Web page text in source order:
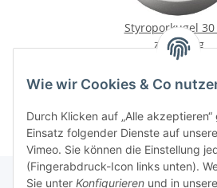
Wie wir Cookies & Co
Durch Klicken auf „Alle
Einsatz folgender Dienste auf
Vimeo. Sie können die Einstellung
(Fingerabdruck-Icon links unten).
Sie unter Konfigurieren und in
Styroporkugel 30
zweiteilig
8,50 €